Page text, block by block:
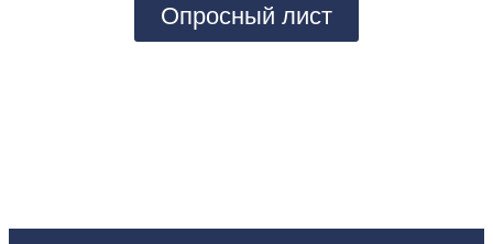
Опросный лист